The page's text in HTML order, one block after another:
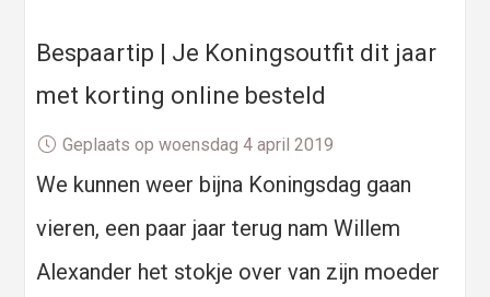
Bespaartip | Je Koningsoutfit dit jaar
met korting online besteld
Geplaats op woensdag 4 april 2019
We kunnen weer bijna Koningsdag gaan
vieren, een paar jaar terug nam Willem
Alexander het stokje over van zijn moeder